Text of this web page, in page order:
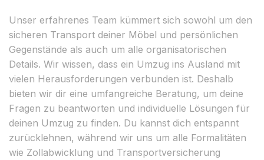
Unser erfahrenes Team kümmert sich sowohl um den
sicheren Transport deiner Möbel und persönlichen
Gegenstände als auch um alle organisatorischen
Details. Wir wissen, dass ein Umzug ins Ausland mit
vielen Herausforderungen verbunden ist. Deshalb
bieten wir dir eine umfangreiche Beratung, um deine
Fragen zu beantworten und individuelle Lösungen für
deinen Umzug zu finden. Du kannst dich entspannt
zurücklehnen, während wir uns um alle Formalitäten
wie Zollabwicklung und Transportversicherung